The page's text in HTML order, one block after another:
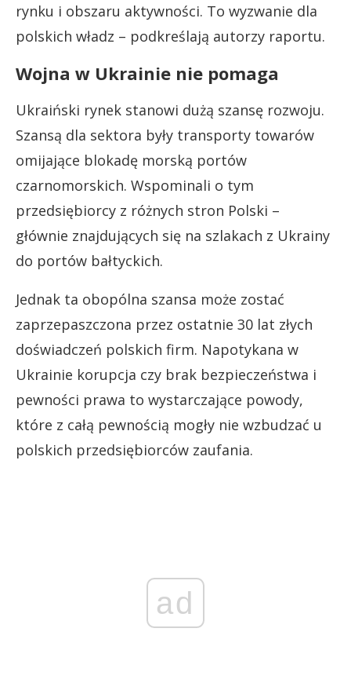
rynku i obszaru aktywności. To wyzwanie dla
polskich władz – podkreślają autorzy raportu.
Wojna w Ukrainie nie pomaga
Ukraiński rynek stanowi dużą szansę rozwoju.
Szansą dla sektora były transporty towarów
omijające blokadę morską portów
czarnomorskich. Wspominali o tym
przedsiębiorcy z różnych stron Polski –
głównie znajdujących się na szlakach z Ukrainy
do portów bałtyckich.
Jednak ta obopólna szansa może zostać
zaprzepaszczona przez ostatnie 30 lat złych
doświadczeń polskich firm. Napotykana w
Ukrainie korupcja czy brak bezpieczeństwa i
pewności prawa to wystarczające powody,
które z całą pewnością mogły nie wzbudzać u
polskich przedsiębiorców zaufania.
ad